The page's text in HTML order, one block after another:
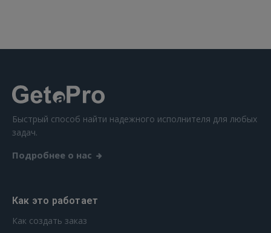
Быстрый способ найти надежного исполнителя для любых
задач.
Подробнее о нас
Как это работает
Как создать заказ